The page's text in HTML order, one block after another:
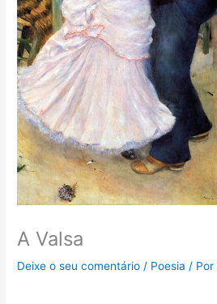
A Valsa
Deixe o seu comentário / Poesia / Por